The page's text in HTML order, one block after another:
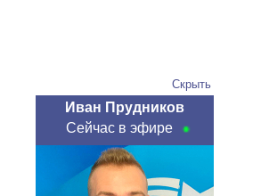
Скрыть
Иван Прудников
Сейчас в эфире